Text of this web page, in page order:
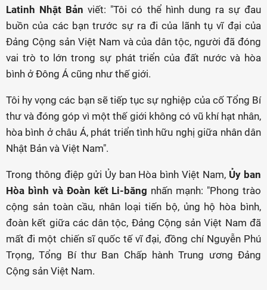
Latinh Nhật Bản viết: "Tôi có thể hình dung ra sự đau
buồn của các bạn trước sự ra đi của lãnh tụ vĩ đại của
Đảng Cộng sản Việt Nam và của dân tộc, người đã đóng
vai trò to lớn trong sự phát triển của đất nước và hòa
bình ở Đông Á cũng như thế giới.
Tôi hy vọng các bạn sẽ tiếp tục sự nghiệp của cố Tổng Bí
thư và đóng góp vì một thế giới không có vũ khí hạt nhân,
hòa bình ở châu Á, phát triển tình hữu nghị giữa nhân dân
Nhật Bản và Việt Nam".
Trong thông điệp gửi Ủy ban Hòa bình Việt Nam, Ủy ban
Hòa bình và Đoàn kết Li-băng nhấn mạnh: "Phong trào
cộng sản toàn cầu, nhân loại tiến bộ, ủng hộ hòa bình,
đoàn kết giữa các dân tộc, Đảng Cộng sản Việt Nam đã
mất đi một chiến sĩ quốc tế vĩ đại, đồng chí Nguyễn Phú
Trọng, Tổng Bí thư Ban Chấp hành Trung ương Đảng
Cộng sản Việt Nam.